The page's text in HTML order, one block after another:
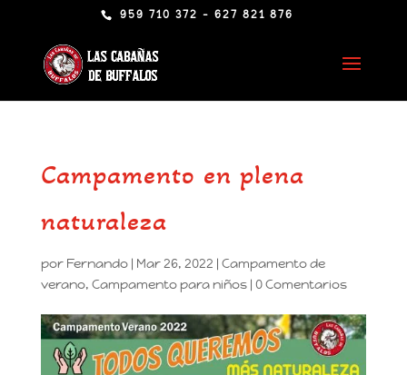
959 710 372 - 627 821 876
Campamento en plena
naturaleza
por Fernando| Mar 26, 2022 | Campamento de
verano, Campamento para niños| 0 Comentarios